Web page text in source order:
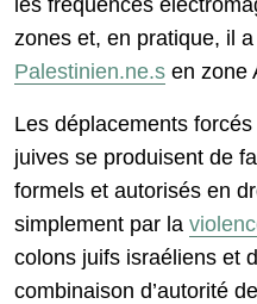
zones et, en pratique, il a
Palestinien.ne.s en zone
Les déplacements
juives se produisent de
formels et autorisés en
simplement par la
colons juifs israéliens et
combinaison d’autorité